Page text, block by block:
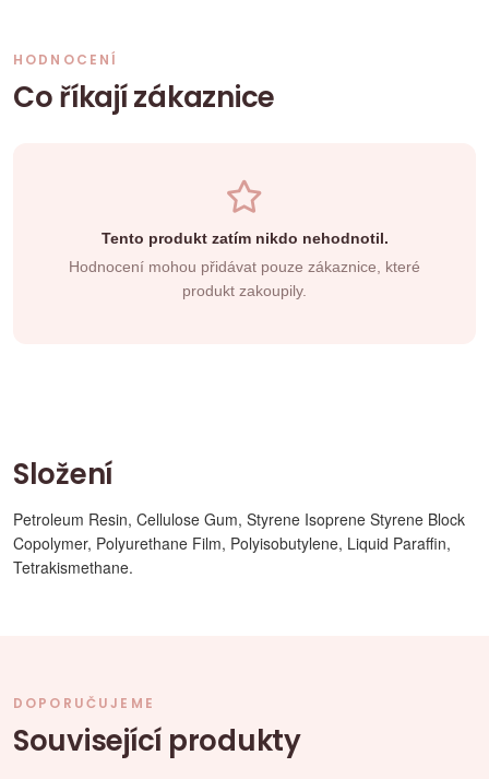
HODNOCENÍ
Co říkají zákaznice
Tento produkt zatím nikdo nehodnotil.
Hodnocení mohou přidávat pouze zákaznice, které
produkt zakoupily.
Složení
Petroleum Resin, Cellulose Gum, Styrene Isoprene Styrene Block
Copolymer, Polyurethane Film, Polyisobutylene, Liquid Paraffin,
Tetrakismethane.
DOPORUČUJEME
Související produkty